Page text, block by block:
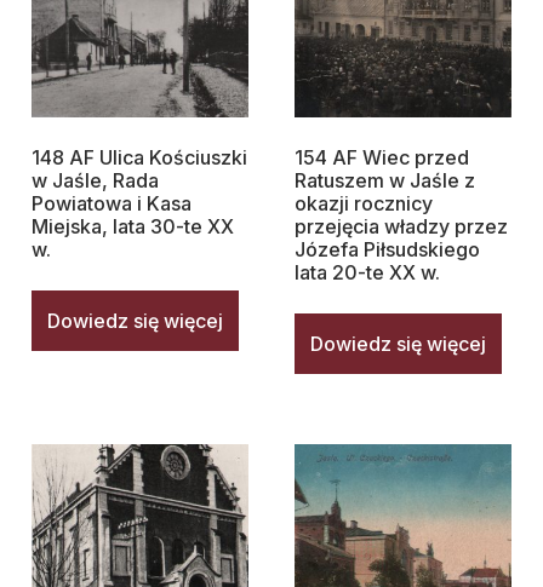
148 AF Ulica Kościuszki
w Jaśle, Rada
Powiatowa i Kasa
Miejska, lata 30-te XX
w.
Dowiedz się więcej
154 AF Wiec przed
Ratuszem w Jaśle z
okazji rocznicy
przejęcia władzy przez
Józefa Piłsudskiego
lata 20-te XX w.
Dowiedz się więcej